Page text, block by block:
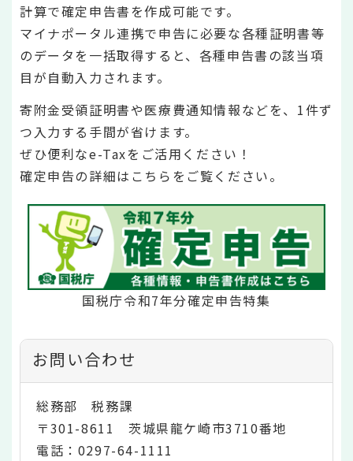
計算で確定申告書を作成可能です。
マイナポータル連携で申告に必要な各種証明書等
のデータを一括取得すると、各種申告書の該当項
目が自動入力されます。
寄附金受領証明書や医療費通知情報などを、1件ず
つ入力する手間が省けます。
ぜひ便利なe-Taxをご活用ください！
確定申告の詳細はこちらをご覧ください。
国税庁令和7年分確定申告特集
お問い合わせ
総務部 税務課
〒301-8611 茨城県龍ケ崎市3710番地
電話：0297-64-1111